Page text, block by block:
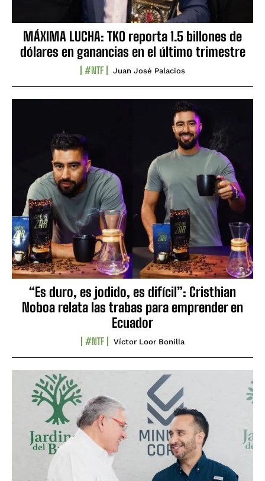
MÁXIMA LUCHA: TKO reporta 1.5 billones de
dólares en ganancias en el último trimestre
#NTF Juan José Palacios
“Es duro, es jodido, es difícil”: Cristhian
Noboa relata las trabas para emprender en
Ecuador
#NTF Víctor Loor Bonilla